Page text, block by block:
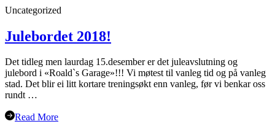
Uncategorized
Julebordet 2018!
Det tidleg men laurdag 15.desember er det juleavslutning og
julebord i «Roald`s Garage»!!! Vi møtest til vanleg tid og på vanleg
stad. Det blir ei litt kortare treningsøkt enn vanleg, før vi benkar oss
rundt …
Read More